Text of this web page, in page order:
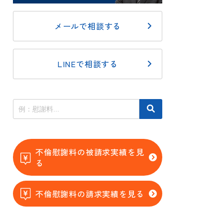
メールで相談する
LINEで相談する
不倫慰謝料の被請求実績を見
る
不倫慰謝料の請求実績を見る